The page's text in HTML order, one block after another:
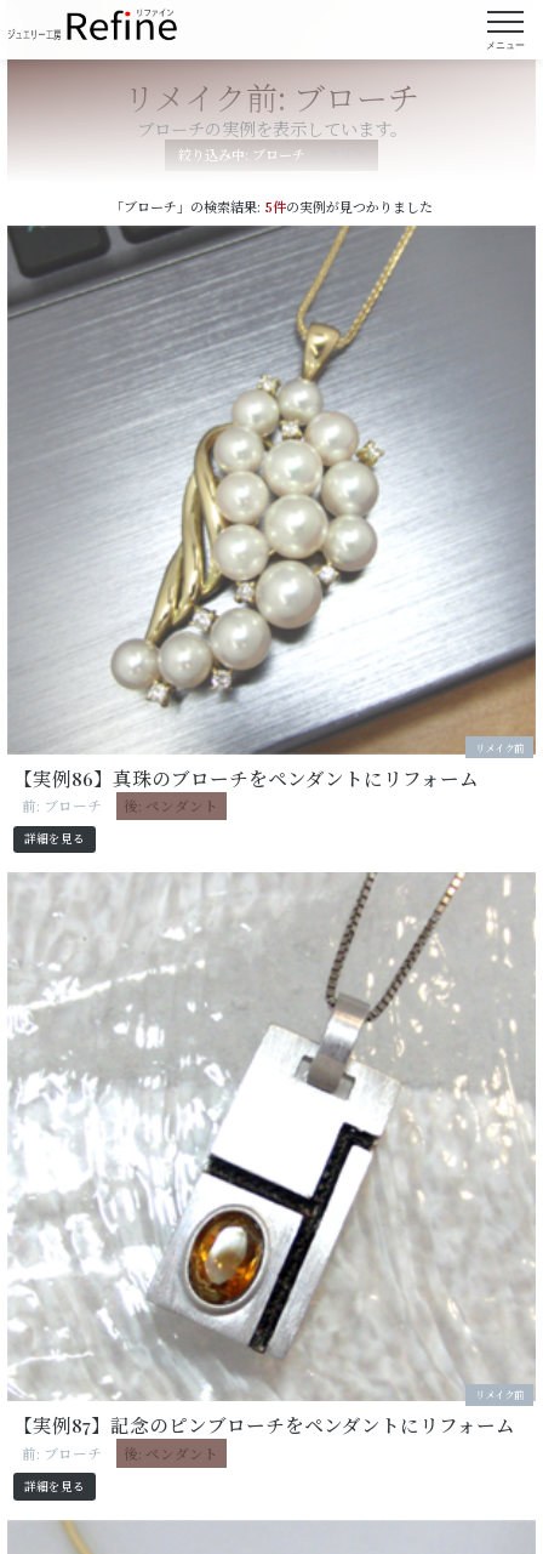
メニュー
リメイク前: ブローチ
ブローチの実例を表示しています。
絞り込み中: ブローチ
「ブローチ」の検索結果: 5件の実例が見つかりました
リメイク前
【実例86】真珠のブローチをペンダントにリフォーム
前: ブローチ 後: ペンダント
詳細を見る
リメイク前
【実例87】記念のピンブローチをペンダントにリフォーム
前: ブローチ 後: ペンダント
詳細を見る